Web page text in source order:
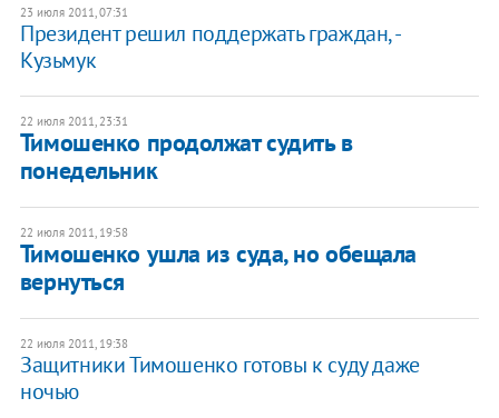
23 июля 2011, 07:31
Президент решил поддержать граждан, -
Кузьмук
22 июля 2011, 23:31
Тимошенко продолжат судить в
понедельник
22 июля 2011, 19:58
Тимошенко ушла из суда, но обещала
вернуться
22 июля 2011, 19:38
Защитники Тимошенко готовы к суду даже
ночью